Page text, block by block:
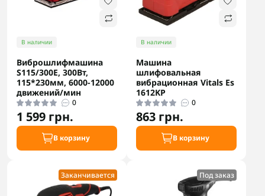
В наличии
Виброшлифмашина
S115/300E, 300Вт,
115*230мм, 6000-12000
движений/мин
0
1 599 грн.
В корзину
В наличии
Машина
шлифовальная
вибрационная Vitals Es
1612KP
0
863 грн.
В корзину
Заканчивается Под заказ